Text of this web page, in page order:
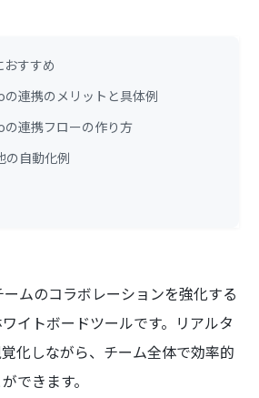
すすめ
の連携のメリットと具体例
の連携フローの作り方
の自動化例
ムのコラボレーションを強化する
イトボードツールです。リアルタ
化しながら、チーム全体で効率的
できます。